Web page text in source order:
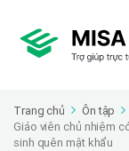
Trang chủ Ôn tập
Giáo viên chủ nhiệm
sinh quên mật khẩu